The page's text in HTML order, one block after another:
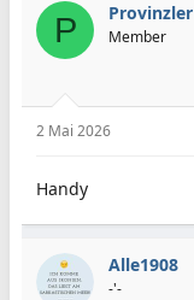
P Provinzler
Member
2 Mai 2026
Handy
Alle1908
-'-